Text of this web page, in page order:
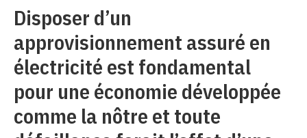
Disposer d’un
approvisionnement assuré en
électricité est fondamental
pour une économie développée
comme la nôtre et toute